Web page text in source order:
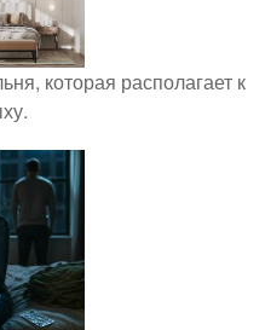
которая располагает к